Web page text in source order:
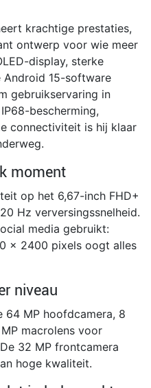
krachtige prestaties,
ontwerp voor wie meer
display, sterke
Android 15-software
gebruikservaring in
bescherming,
connectiviteit is hij klaar
moment
op het 6,67-inch FHD+
Hz verversingssnelheid.
media gebruikt:
x 2400 pixels oogt alles
niveau
64 MP hoofdcamera, 8
macrolens voor
32 MP frontcamera
hoge kwaliteit.